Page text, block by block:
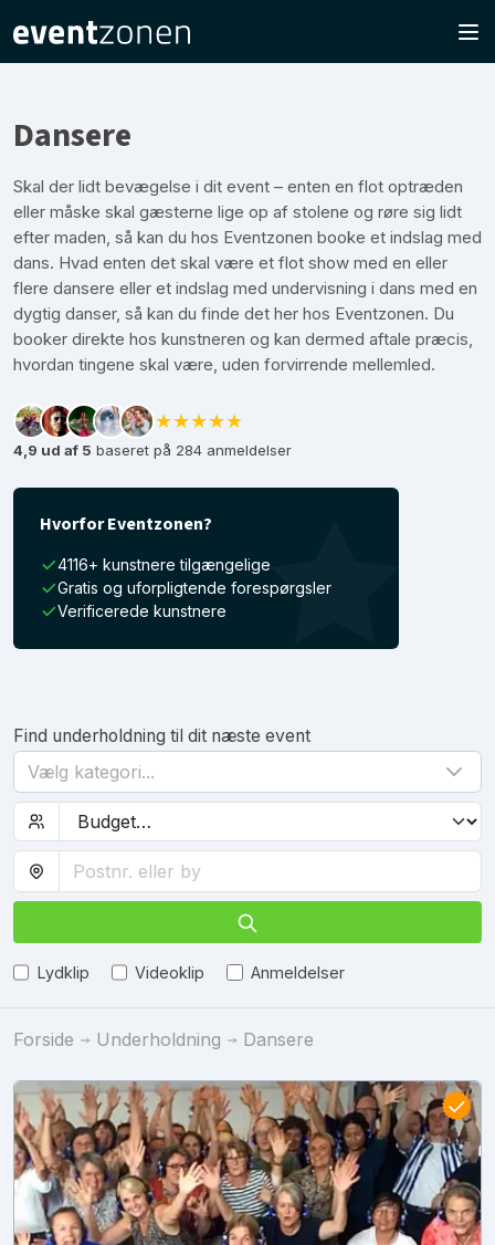
Dansere
Skal der lidt bevægelse i dit event – enten en flot optræden
eller måske skal gæsterne lige op af stolene og røre sig lidt
efter maden, så kan du hos Eventzonen booke et indslag med
dans. Hvad enten det skal være et flot show med en eller
flere dansere eller et indslag med undervisning i dans med en
dygtig danser, så kan du finde det her hos Eventzonen. Du
booker direkte hos kunstneren og kan dermed aftale præcis,
hvordan tingene skal være, uden forvirrende mellemled.
★★★★★
4,9 ud af 5 baseret på 284 anmeldelser
Hvorfor Eventzonen?
4116+ kunstnere tilgængelige
Gratis og uforpligtende forespørgsler
Verificerede kunstnere
Find underholdning til dit næste event
Vælg kategori...
Lydklip Videoklip Anmeldelser
Forside Underholdning Dansere